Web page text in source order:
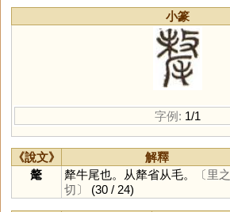
小篆
字例: 1/1
《說文》 解釋
氂
犛牛尾也。从犛省从毛。
〔里之
切〕
(30 / 24)